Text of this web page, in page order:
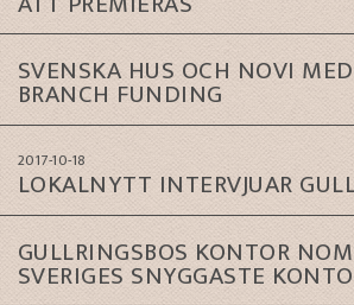
SVENSKA HUS OCH NOVI
BRANCH FUNDING
2017-10-18
LOKALNYTT INTERVJUAR
GULLRINGSBOS KONTOR
SVERIGES SNYGGASTE